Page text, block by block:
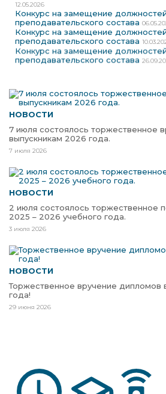
12.05.2026
Конкурс на замещение
преподавательского состава
Конкурс на замещение
преподавательского состава
Конкурс на замещение
преподавательского состава
НОВОСТИ
7 июля состоялось торжественное
выпускникам 2026 года.
7 июля 2026
НОВОСТИ
2 июля состоялось торжественное
2025 – 2026 учебного года.
3 июля 2026
НОВОСТИ
Торжественное вручение дипломов
года!
29 июня 2026